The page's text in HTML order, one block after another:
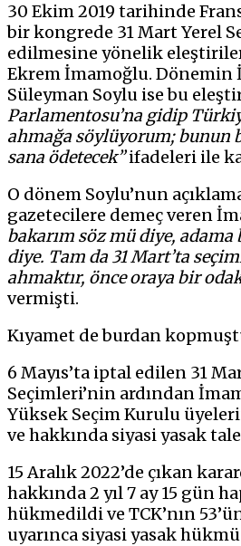
30 Ekim 2019 tarihinde
bir kongrede 31 Mart Yerel
edilmesine yönelik
Ekrem İmamoğlu. Dönemin
Süleyman Soylu ise bu
Parlamentosu’na gidip
ahmağa söylüyorum; bunun
sana ödetecek”ifadeleri ile
O dönem Soylu’nun
gazetecilere demeç veren
bakarım söz mü diye, adama
diye. Tam da 31 Mart’ta
ahmaktır, önce oraya bir
vermişti.
Kıyamet de burdan
6 Mayıs’ta iptal edilen 31
Seçimleri’nin ardından
Yüksek Seçim Kurulu
ve hakkında siyasi yasak
15 Aralık 2022’de çıkan
hakkında 2 yıl 7 ay 15 gün
hükmedildi ve TCK’nın
uyarınca siyasi yasak